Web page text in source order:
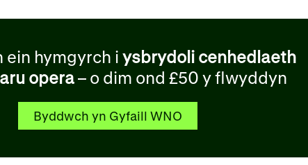
ein hymgyrch i ysbrydoli cenhedlaeth
opera– o dim ond £50 y flwyddyn
Byddwch yn Gyfaill WNO